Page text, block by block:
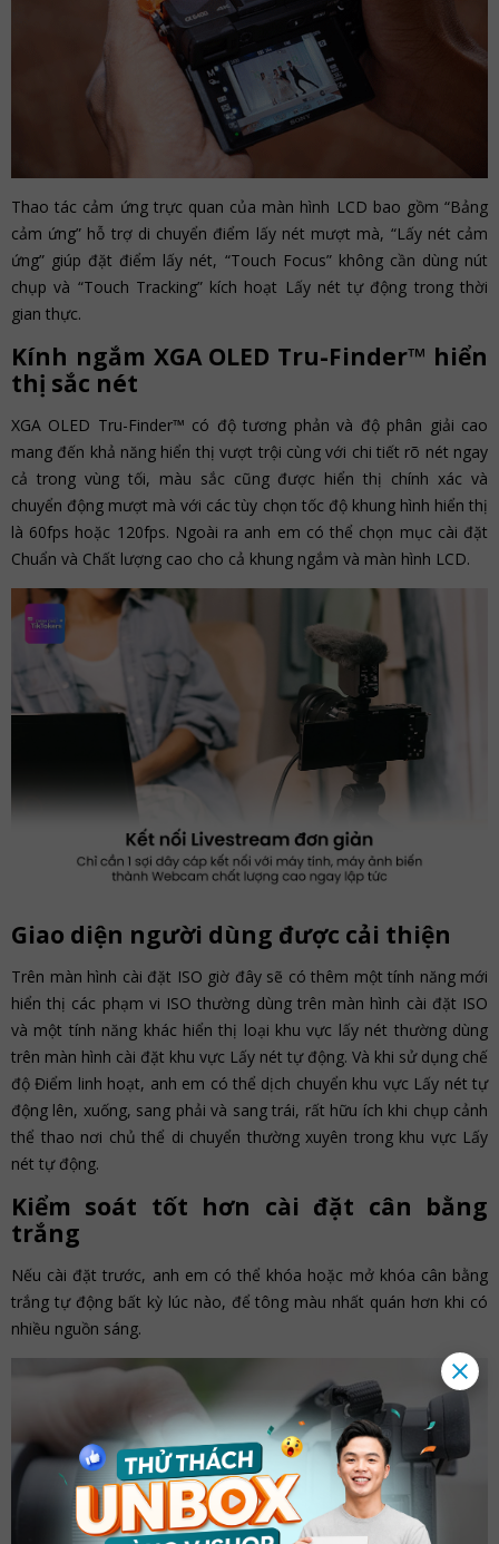
Thao tác cảm ứng trực quan của màn hình LCD bao gồm “Bảng
cảm ứng” hỗ trợ di chuyển điểm lấy nét mượt mà, “Lấy nét cảm
ứng” giúp đặt điểm lấy nét, “Touch Focus” không cần dùng nút
chụp và “Touch Tracking” kích hoạt Lấy nét tự động trong thời
gian thực.
Kính ngắm XGA OLED Tru-Finder™ hiển
thị sắc nét
XGA OLED Tru-Finder™ có độ tương phản và độ phân giải cao
mang đến khả năng hiển thị vượt trội cùng với chi tiết rõ nét ngay
cả trong vùng tối, màu sắc cũng được hiển thị chính xác và
chuyển động mượt mà với các tùy chọn tốc độ khung hình hiển thị
là 60fps hoặc 120fps. Ngoài ra anh em có thể chọn mục cài đặt
Chuẩn và Chất lượng cao cho cả khung ngắm và màn hình LCD.
Giao diện người dùng được cải thiện
Trên màn hình cài đặt ISO giờ đây sẽ có thêm một tính năng mới
hiển thị các phạm vi ISO thường dùng trên màn hình cài đặt ISO
và một tính năng khác hiển thị loại khu vực lấy nét thường dùng
trên màn hình cài đặt khu vực Lấy nét tự động. Và khi sử dụng chế
độ Điểm linh hoạt, anh em có thể dịch chuyển khu vực Lấy nét tự
động lên, xuống, sang phải và sang trái, rất hữu ích khi chụp cảnh
thể thao nơi chủ thể di chuyển thường xuyên trong khu vực Lấy
nét tự động.
Kiểm soát tốt hơn cài đặt cân bằng
trắng
Nếu cài đặt trước, anh em có thể khóa hoặc mở khóa cân bằng
trắng tự động bất kỳ lúc nào, để tông màu nhất quán hơn khi có
nhiều nguồn sáng.